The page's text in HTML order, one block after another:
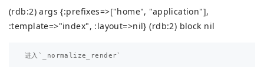
(rdb:2) args{:prefixes=>["home", "application"],
:template=>"index", :layout=>nil} (rdb:2) block nil
进入`_normalize_render`